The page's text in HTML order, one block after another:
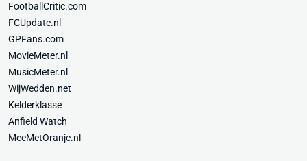
FootballCritic.com
FCUpdate.nl
GPFans.com
MovieMeter.nl
MusicMeter.nl
WijWedden.net
Kelderklasse
Anfield Watch
MeeMetOranje.nl